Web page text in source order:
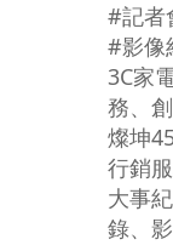
#記者
#影像
3C家
務、
燦坤
行銷
大事
錄、